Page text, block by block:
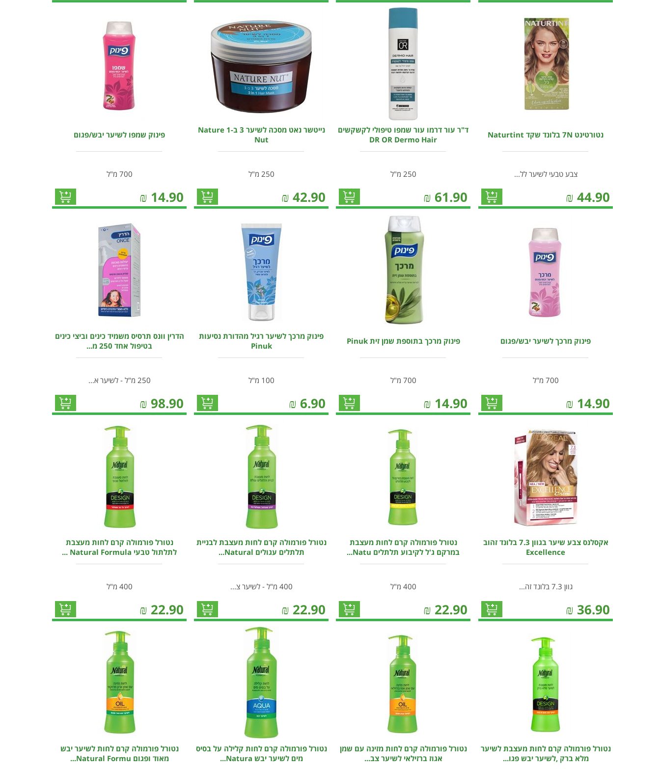
נטורטינט 7N בלונד שקד Naturtint
צבע טבעי לשיער לל...
44.90
₪
ד"ר עור דרמו עור שמפו טיפולי לקשקשים
DR OR Dermo Hair
250 מ"ל
61.90
₪
נייטשר נאט מסכה לשיער 3 ב-1 Nature
Nut
250 מ"ל
42.90
₪
פינוק שמפו לשיער יבש/פגום
700 מ"ל
14.90
₪
פינוק מרכך לשיער יבש/פגום
700 מ"ל
14.90
₪
פינוק מרכך בתוספת שמן זית Pinuk
700 מ"ל
14.90
₪
פינוק מרכך לשיער רגיל מהדורת נסיעות
Pinuk
100 מ"ל
6.90
₪
הדרין וונס תרסיס משמיד כינים וביצי כינים
בטיפול אחד 250 מ...
250 מ"ל - לשיער א...
98.90
₪
אקסלנס צבע שיער בגוון 7.3 בלונד זהוב
Excellence
גוון 7.3 בלונד זה...
36.90
₪
נטורל פורמולה קרם לחות מעצבת
במרקם ג'ל לקיבוע תלתלים Natu...
400 מ"ל
22.90
₪
נטורל פורמולה קרם לחות מעצבת לבניית
תלתלים עגולים Natural...
400 מ"ל - לשיער צ...
22.90
₪
נטורל פורמולה קרם לחות מעצבת
לתלתול טבעי Natural Formula ...
400 מ"ל
22.90
₪
נטורל פורמולה קרם לחות מעצבת לשיער
מלא ברק ,לשיער יבש פגו...
נטורל פורמולה קרם לחות מזינה עם שמן
אגוז ברזילאי לשיער צב...
נטורל פורמולה קרם לחות קלילה על בסיס
מים לשיער יבש Natura...
נטורל פורמולה קרם לחות לשיער יבש
מאוד ופגום Natural Formu...